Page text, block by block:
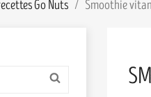
Go Nuts Smoothie